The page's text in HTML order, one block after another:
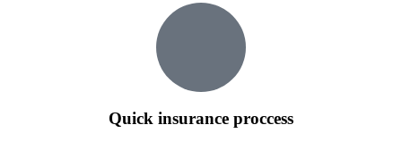
Quick insurance proccess